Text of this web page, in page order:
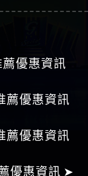
優惠資訊
薦優惠資訊
薦優惠資訊
優惠資訊 ➤
薦優惠資訊